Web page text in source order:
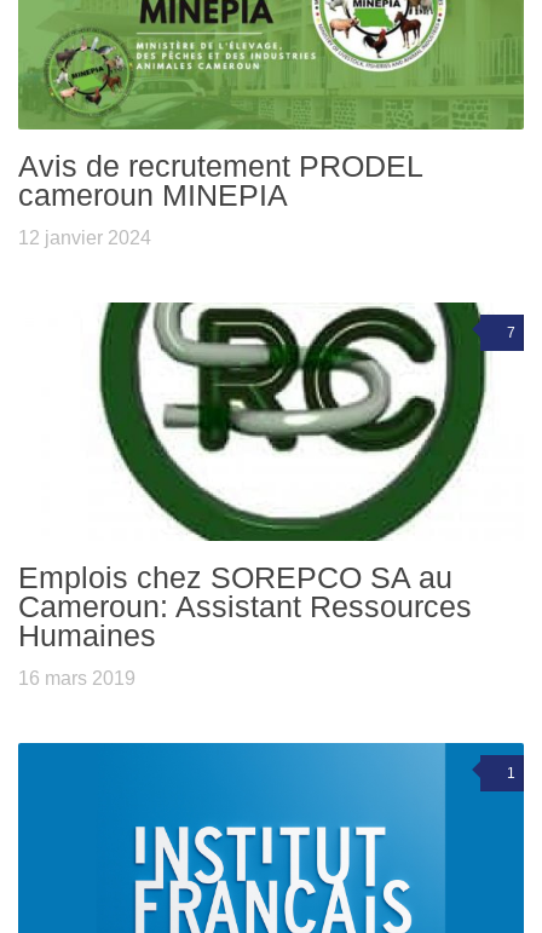
Avis de recrutement PRODEL
cameroun MINEPIA
12 janvier 2024
7
Emplois chez SOREPCO SA au
Cameroun: Assistant Ressources
Humaines
16 mars 2019
1